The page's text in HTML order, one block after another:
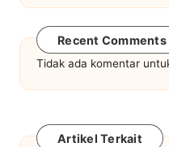
Recent Comments
Tidak ada komentar
Artikel Terkait